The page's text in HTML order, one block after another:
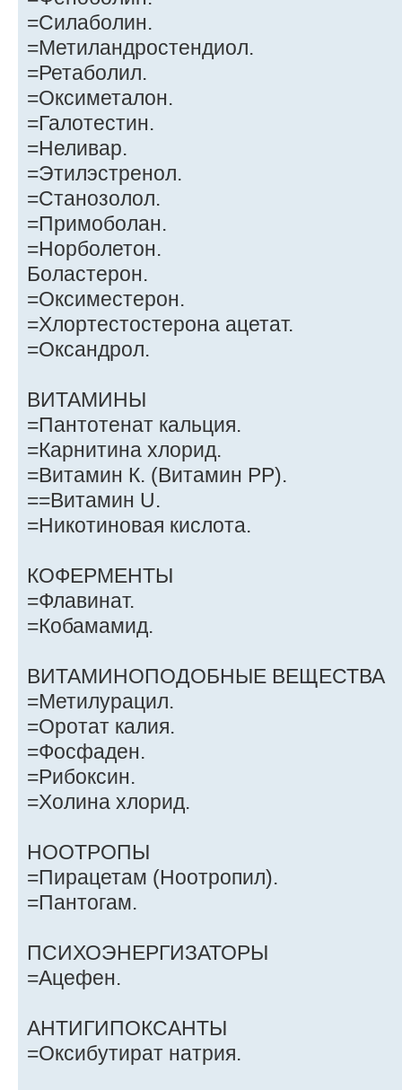
=Силаболин.
=Метиландростендиол.
=Ретаболил.
=Оксиметалон.
=Галотестин.
=Неливар.
=Этилэстренол.
=Станозолол.
=Примоболан.
=Норболетон.
Боластерон.
=Оксиместерон.
=Хлортестостерона ацетат.
=Оксандрол.
ВИТАМИНЫ
=Пантотенат кальция.
=Карнитина хлорид.
=Витамин К. (Витамин РР).
==Витамин U.
=Никотиновая кислота.
КОФЕРМЕНТЫ
=Флавинат.
=Кобамамид.
ВИТАМИНОПОДОБНЫЕ ВЕЩЕСТВА
=Метилурацил.
=Оротат калия.
=Фосфаден.
=Рибоксин.
=Холина хлорид.
НООТРОПЫ
=Пирацетам (Ноотропил).
=Пантогам.
ПСИХОЭНЕРГИЗАТОРЫ
=Ацефен.
АНТИГИПОКСАНТЫ
=Оксибутират натрия.